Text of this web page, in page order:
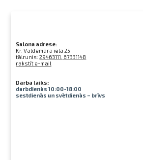
Salona adrese:
Kr. Valdemāra iela 25
tālrunis:29463111, 67331148
rakstīt e-mail
Darba laiks:
darbdienās 10:00-18:00
sestdienās un svētdienās – brīvs